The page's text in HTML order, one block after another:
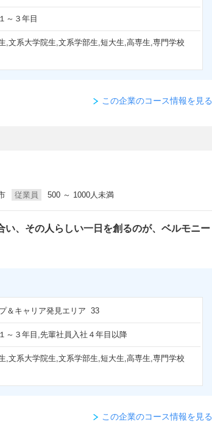
～３年目
,文系大学院生,文系学部生,短大生,高専生,専門学校
この企業のコース情報を見る
従業員 500 ～ 1000人未満
、その人らしい一日を創るのが、ベルモニー
＆キャリア発見エリア 33
～３年目,先輩社員入社４年目以降
,文系大学院生,文系学部生,短大生,高専生,専門学校
この企業のコース情報を見る